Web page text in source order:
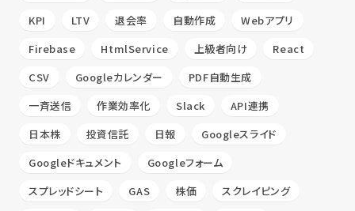
KPI
LTV 退会率 自動作成
Webアプリ
Firebase
HtmlService 上級者向け
React
CSV
Googleカレンダー
PDF自動生成
一斉送信
作業効率化 Slack
API連携
日本株
投資信託 日報
Googleスライド
Googleドキュメント
Googleフォーム
スプレッドシート
GAS 株価
スクレイピング